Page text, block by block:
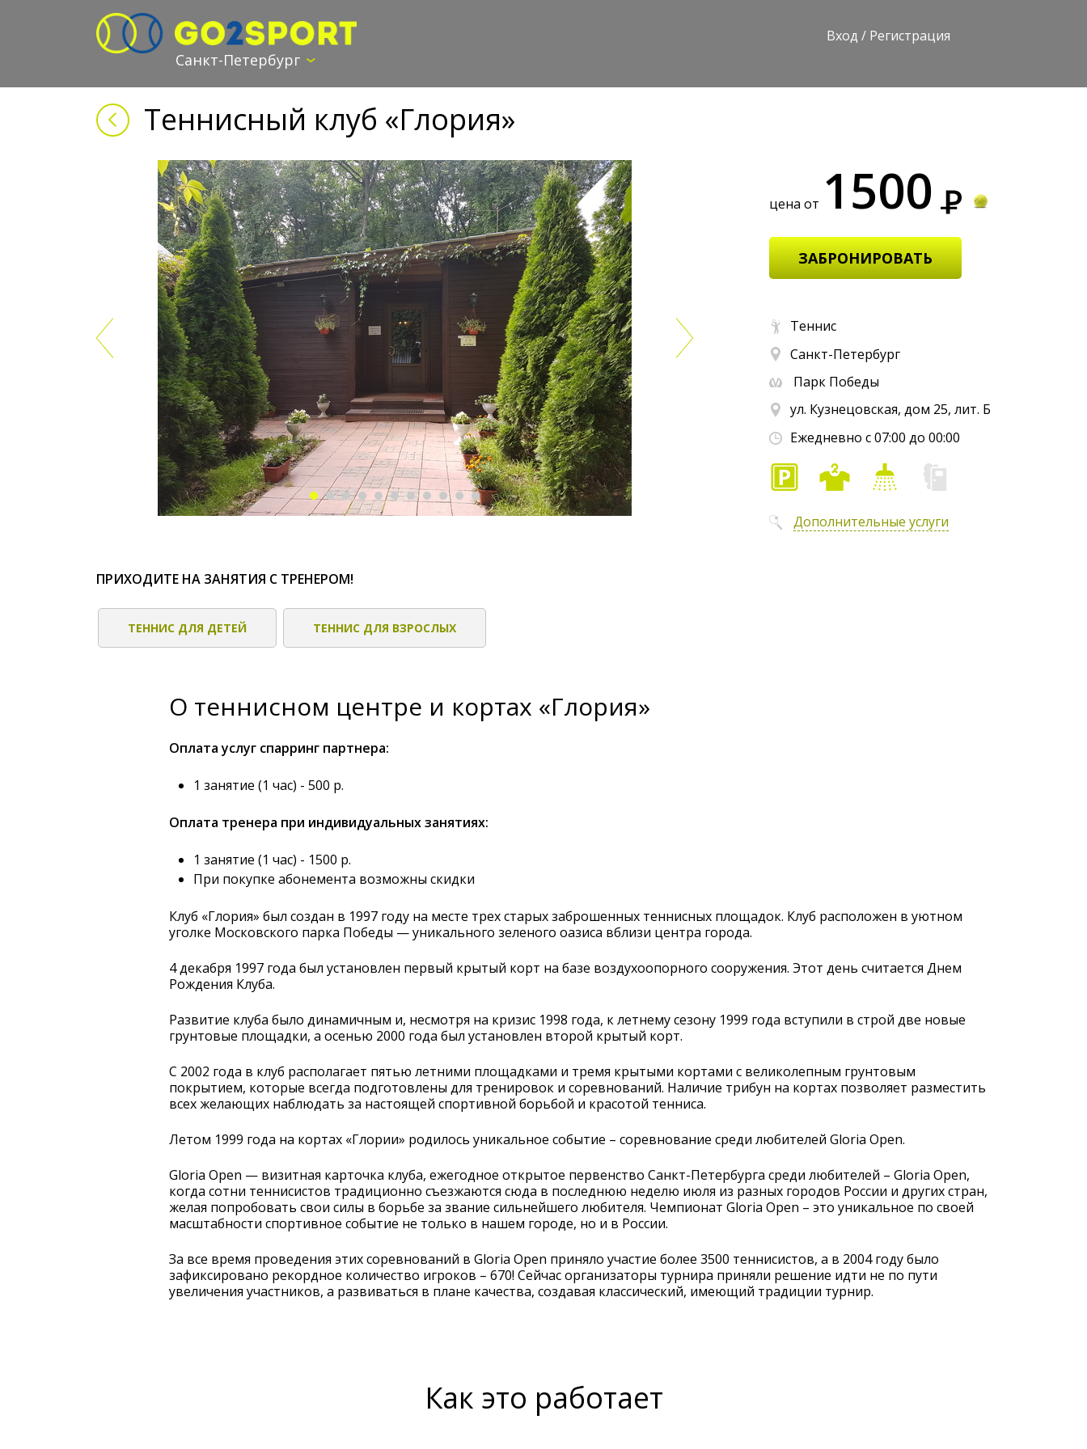
Санкт-Петербург
Вход / Регистрация
Теннисный клуб «Глория»
цена от 1500
ЗАБРОНИРОВАТЬ
Теннис
Санкт-Петербург
Парк Победы
ул. Кузнецовская, дом 25, лит. Б
Ежедневно с 07:00 до 00:00
Дополнительные услуги
ПРИХОДИТЕ НА ЗАНЯТИЯ С ТРЕНЕРОМ!
ТЕННИС ДЛЯ ДЕТЕЙ ТЕННИС ДЛЯ ВЗРОСЛЫХ
О теннисном центре и кортах «Глория»
Оплата услуг спарринг партнера:
1 занятие (1 час) - 500 р.
Оплата тренера при индивидуальных занятиях:
1 занятие (1 час) - 1500 р.
При покупке абонемента возможны скидки
Клуб «Глория» был создан в 1997 году на месте трех старых заброшенных теннисных площадок. Клуб расположен в уютном
уголке Московского парка Победы — уникального зеленого оазиса вблизи центра города.
4 декабря 1997 года был установлен первый крытый корт на базе воздухоопорного сооружения. Этот день считается Днем
Рождения Клуба.
Развитие клуба было динамичным и, несмотря на кризис 1998 года, к летнему сезону 1999 года вступили в строй две новые
грунтовые площадки, а осенью 2000 года был установлен второй крытый корт.
С 2002 года в клуб располагает пятью летними площадками и тремя крытыми кортами с великолепным грунтовым
покрытием, которые все­гда подготов­лены для тренировок и соревнований. Наличие трибун на кортах позволяет разместить
всех желающих наблюдать за настоящей спортивной борьбой и красотой тенниса.
Летом 1999 года на кортах «Глории» родилось уникальное событие – соревнование среди любителей Gloria Open.
Gloria Open — визитная карточка клуба, ежегодное открытое первенство Санкт-Петербурга среди любителей – Gloria Open,
когда сотни теннисистов традиционно съезжаются сюда в последнюю неделю июля из разных городов России и других стран,
желая попробо­вать свои силы в борьбе за звание сильнейшего любителя. Чемпионат Gloria Open – это уникальное по своей
масштабности спортивное событие не только в нашем городе, но и в России.
За все время проведения этих соревнований в Gloria Open приняло участие более 3500 теннисистов, а в 2004 году было
зафиксировано рекордное количество игроков – 670! Сейчас организаторы турнира приняли решение идти не по пути
увеличения участников, а развиваться в плане качества, создавая классический, имеющий традиции турнир.
Как это работает